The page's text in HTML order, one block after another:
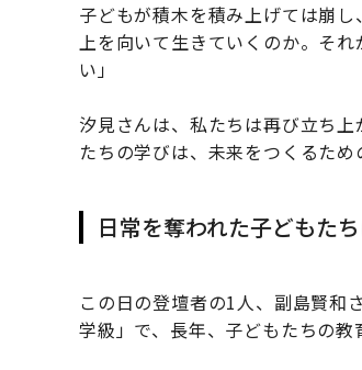
子どもが積木を積み上げては崩
上を向いて生きていくのか。そ
い」
汐見さんは、私たちは再び立ち
たちの学びは、未来をつくるため
日常を奪われた子どもた
この日の登壇者の1人、副島賢和
学級」で、長年、子どもたちの教